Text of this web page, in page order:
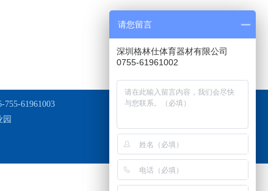
755-61961003
请您留言
深圳格林仕体育器材有限公司
0755-61961002